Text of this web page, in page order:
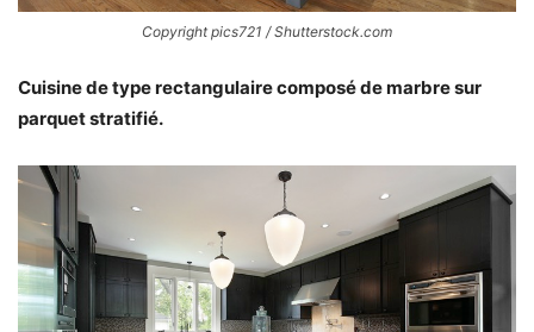
Copyright pics721 / Shutterstock.com
Cuisine de type rectangulaire composé de marbre sur
parquet stratifié.